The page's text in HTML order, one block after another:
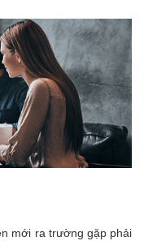
mới ra trường gặp phải